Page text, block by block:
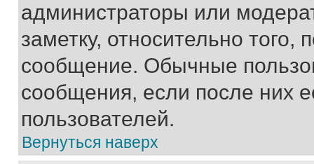
администраторы или
заметку, относительно
сообщение. Обычные
сообщения, если после них
пользователей.
Вернуться наверх